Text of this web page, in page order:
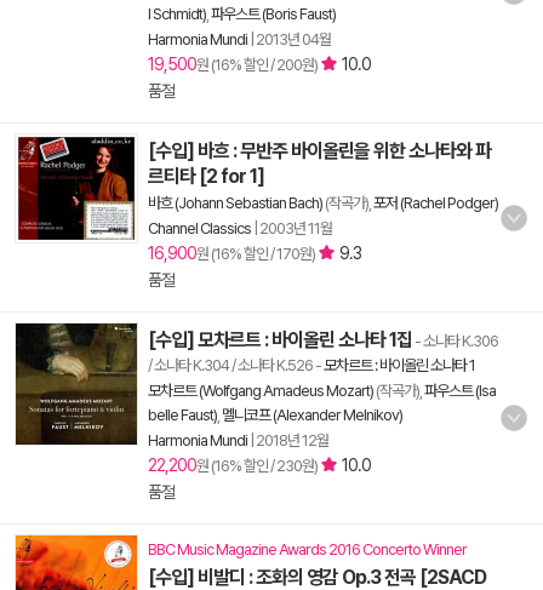
l Schmidt) 파우스트 (Boris Faust)
Harmonia Mundi 2013년 04월
19,500원 (16% 할인 / 200원)
10.0
품절
[수입] 바흐 : 무반주 바이올린을 위한 소나타와 파
르티타 [2 for 1]
바흐 (Johann Sebastian Bach) (작곡가), 포저 (Rachel Podger)
Channel Classics 2003년 11월
16,900원 (16% 할인 / 170원)
9.3
품절
[수입] 모차르트 : 바이올린 소나타 1집 - 소나타 K.306
/ 소나타 K.304 / 소나타 K.526 -모차르트 : 바이올린 소나타 1
모차르트 (Wolfgang Amadeus Mozart) (작곡가), 파우스트 (Isa
belle Faust) 멜니코프 (Alexander Melnikov)
Harmonia Mundi 2018년 12월
22,200원 (16% 할인 / 230원)
10.0
품절
BBC Music Magazine Awards 2016 Concerto Winner
[수입] 비발디 : 조화의 영감 Op.3 전곡 [2SACD